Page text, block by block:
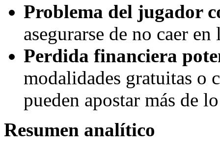
Problema del jugador
asegurarse de no caer
Perdida financiera
modalidades gratuitas
pueden apostar más de
Resumen analítico